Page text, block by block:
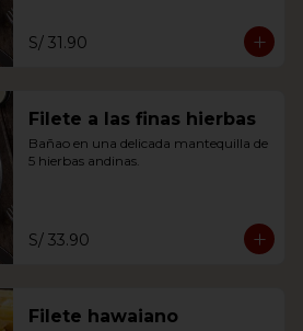
S/ 31.90
Filete a las finas hierbas
Bañao en una delicada mantequilla de
5 hierbas andinas.
S/ 33.90
Filete hawaiano